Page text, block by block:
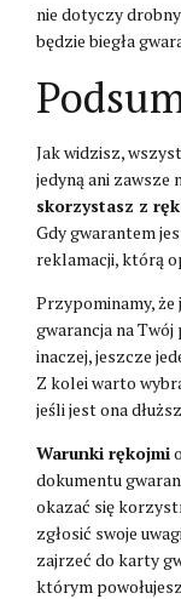
nie dotyczy
będzie biegła
Jak widzisz,
jedyną ani zawsze
skorzystasz z
Gdy gwarantem
reklamacji, którą
Przypominamy, że
gwarancja na
inaczej, jeszcze
Z kolei warto
jeśli jest ona
Warunki rękojmi
dokumentu
okazać się
zgłosić swoje
zajrzeć do karty
którym